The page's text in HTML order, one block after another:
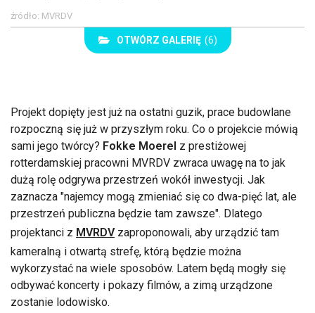
źródło: MVRDV
OTWÓRZ GALERIĘ (6)
Projekt dopięty jest już na ostatni guzik, prace budowlane
rozpoczną się już w przyszłym roku. Co o projekcie mówią
sami jego twórcy? Fokke Moerel z prestiżowej
rotterdamskiej pracowni MVRDV zwraca uwagę na to jak
dużą rolę odgrywa przestrzeń wokół inwestycji. Jak
zaznacza "najemcy mogą zmieniać się co dwa-pięć lat, ale
przestrzeń publiczna będzie tam zawsze". Dlatego
projektanci z MVRDVzaproponowali, aby urządzić tam
kameralną i otwartą strefę, którą będzie można
wykorzystać na wiele sposobów. Latem będą mogły się
odbywać koncerty i pokazy filmów, a zimą urządzone
zostanie lodowisko.